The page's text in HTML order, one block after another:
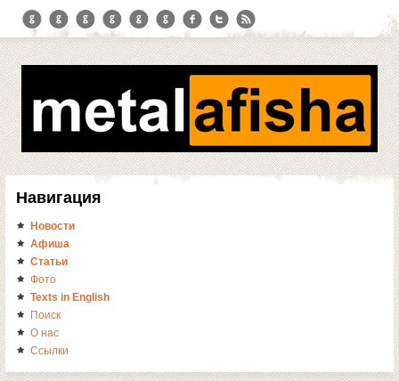
Навигация
Новости
Афиша
Статьи
Фото
Texts in English
Поиск
О нас
Ссылки